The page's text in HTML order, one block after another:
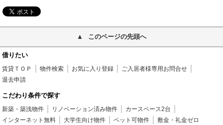
このページの先頭へ
借りたい
賃貸ＴＯＰ 物件検索 お気に入り登録
ご入居者様専用お問合せ
退去申請
こだわり条件で探す
新築・築浅物件 リノベーション済み物件
カースペース2台
インターネット無料
大学生向け物件 ペット可物件 敷金・礼金ゼロ